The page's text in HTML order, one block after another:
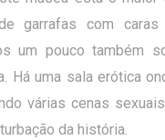
garrafas com caras
um pouco também
Há uma sala erótica
várias cenas
da história.